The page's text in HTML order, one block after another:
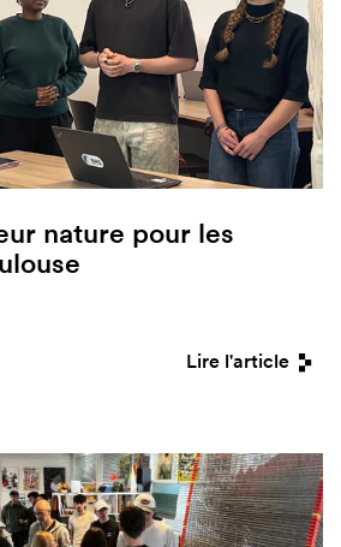
nature pour les
Lire l'article